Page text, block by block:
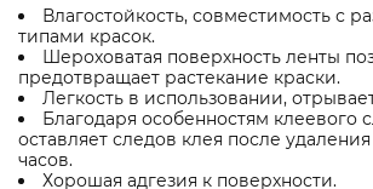
Влагостойкость, совместимость с
типами красок.
Шероховатая поверхность ленты
предотвращает растекание краски.
Легкость в использовании,
Благодаря особенностям клеевого
оставляет следов клея после
часов.
Хорошая адгезия к поверхности.